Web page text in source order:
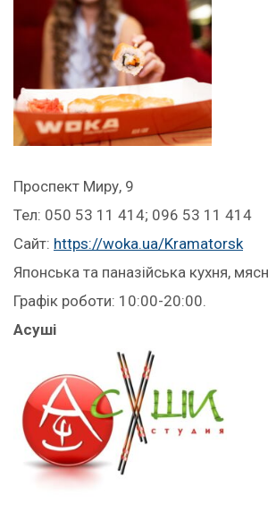
Проспект Миру, 9
Тел: 050 53 11 414; 096 53 11 414
Сайт: https://woka.ua/Kramatorsk
Японська та паназійська кухня,
Графік роботи: 10:00-20:00.
Асуші